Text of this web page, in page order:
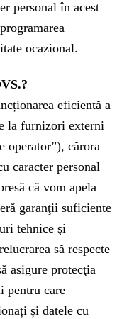
personal în acest
ocazional.
eficientă a
la furnizori externi
operator”), cărora
caracter personal
că vom apela
garanţii suficiente
tehnice şi
să respecte
asigure protecţia
pentru care
și datele cu